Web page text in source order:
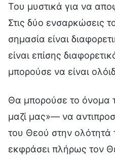
Του μυστικά για να
Στις δύο ενσαρκώσεις
σημασία είναι
είναι επίσης
μπορούσε να είναι
Θα μπορούσε το όνομα
μαζί μας»— να
του Θεού στην
εκφράσει πλήρως τον